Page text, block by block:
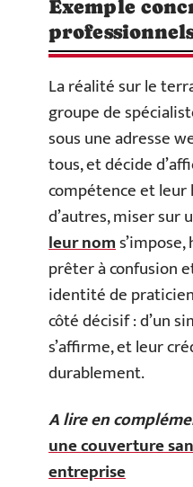
Exemple
La réalité sur le
groupe de
sous une adresse
tous, et décide
compétence et leur
d’autres, miser sur
leur nom
prêter à confusion
identité de
côté décisif : d’un
s’affirme, et leur
durablement.
A lire en
une couverture
entreprise